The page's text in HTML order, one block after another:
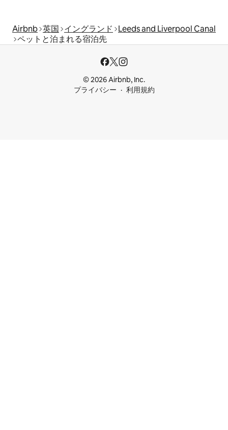
Airbnb 英国 イングランド
Leeds and Liverpool Canal
ペットと泊まれる宿泊先
© 2026 Airbnb, Inc.
プライバシー
利用規約